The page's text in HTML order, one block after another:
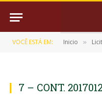
VOCÊ ESTÁ EM: Inicio »
7 – CONT.